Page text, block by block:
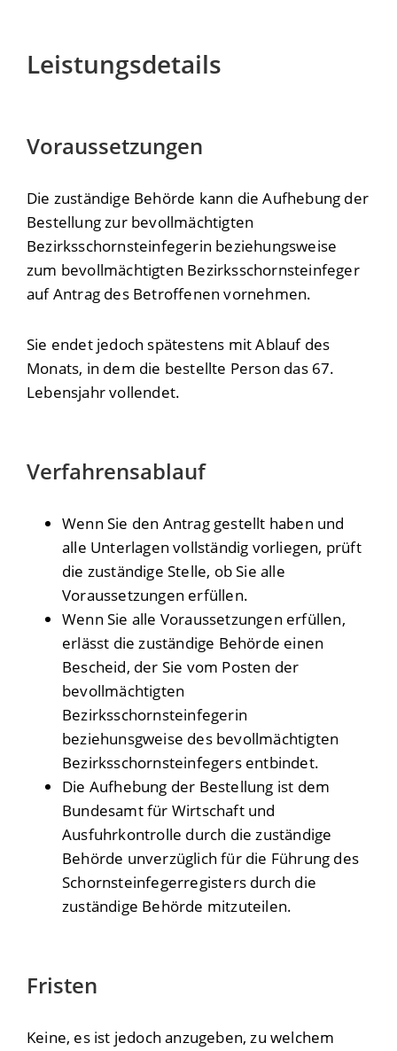
Leistungsdetails
Voraussetzungen
Die zuständige Behörde kann die Aufhebung der
Bestellung zur bevollmächtigten
Bezirksschornsteinfegerin beziehungsweise
zum bevollmächtigten Bezirksschornsteinfeger
auf Antrag des Betroffenen vornehmen.
Sie endet jedoch spätestens mit Ablauf des
Monats, in dem die bestellte Person das 67.
Lebensjahr vollendet.
Verfahrensablauf
Wenn Sie den Antrag gestellt haben und
alle Unterlagen vollständig vorliegen, prüft
die zuständige Stelle, ob Sie alle
Voraussetzungen erfüllen.
Wenn Sie alle Voraussetzungen erfüllen,
erlässt die zuständige Behörde einen
Bescheid, der Sie vom Posten der
bevollmächtigten
Bezirksschornsteinfegerin
beziehunsgweise des bevollmächtigten
Bezirksschornsteinfegers entbindet.
Die Aufhebung der Bestellung ist dem
Bundesamt für Wirtschaft und
Ausfuhrkontrolle durch die zuständige
Behörde unverzüglich für die Führung des
Schornsteinfegerregisters durch die
zuständige Behörde mitzuteilen.
Fristen
Keine, es ist jedoch anzugeben, zu welchem